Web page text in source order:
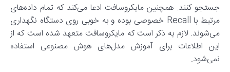
جستجو کنند. همچنین مایکروسافت ادعا می‌کند که تمام داده‌های
مرتبط با Recall خصوصی بوده و به خوبی روی دستگاه نگهداری
می‌شوند. لازم به ذکر است که مایکروسافت متعهد شده است که از
این اطلاعات برای آموزش مدل‌های هوش مصنوعی استفاده
نمی‌شود.